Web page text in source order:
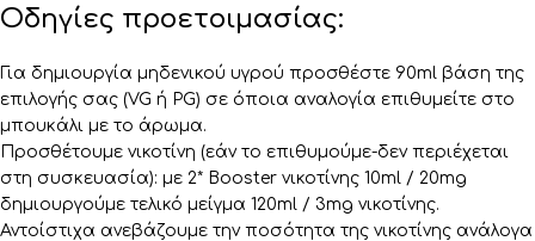
Οδηγίες προετοιμασίας:
Για δημιουργία μηδενικού υγρού προσθέστε 90ml βάση της
επιλογής σας (VG ή PG) σε όποια αναλογία επιθυμείτε στο
μπουκάλι με το άρωμα.
Προσθέτουμε νικοτίνη (εάν το επιθυμούμε-δεν περιέχεται
στη συσκευασία): με 2* Booster νικοτίνης 10ml / 20mg
δημιουργούμε τελικό μείγμα 120ml / 3mg νικοτίνης.
Αντοίστιχα ανεβάζουμε την ποσότητα της νικοτίνης ανάλογα